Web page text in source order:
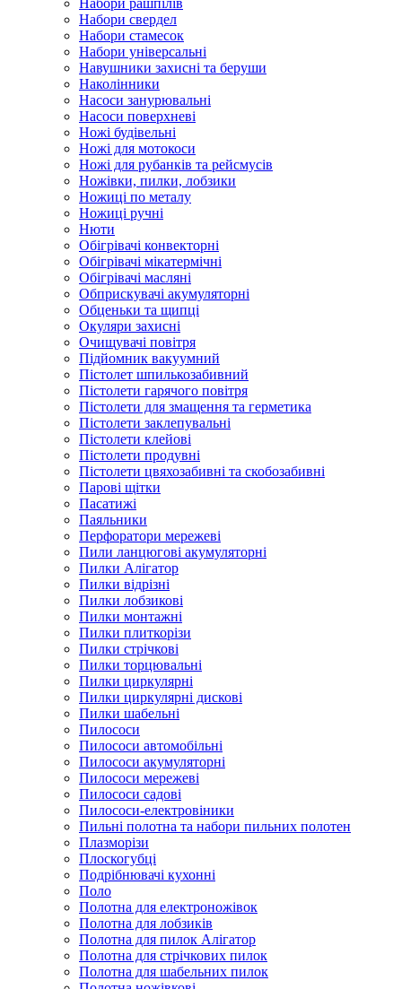
Набори рашпілів
Набори свердел
Набори стамесок
Набори універсальні
Навушники захисні та беруши
Наколінники
Насоси занурювальні
Насоси поверхневі
Ножі будівельні
Ножі для мотокоси
Ножі для рубанків та рейсмусів
Ножівки, пилки, лобзики
Ножиці по металу
Ножиці ручні
Нюти
Обігрівачі конвекторні
Обігрівачі мікатермічні
Обігрівачі масляні
Обприскувачі акумуляторні
Обценьки та щипці
Окуляри захисні
Очищувачі повітря
Підйомник вакуумний
Пістолет шпилькозабивний
Пістолети гарячого повітря
Пістолети для змащення та герметика
Пістолети заклепувальні
Пістолети клейові
Пістолети продувні
Пістолети цвяхозабивні та скобозабивні
Парові щітки
Пасатижі
Паяльники
Перфоратори мережеві
Пили ланцюгові акумуляторні
Пилки Алігатор
Пилки відрізні
Пилки лобзикові
Пилки монтажні
Пилки плиткорізи
Пилки стрічкові
Пилки торцювальні
Пилки циркулярні
Пилки циркулярні дискові
Пилки шабельні
Пилососи
Пилососи автомобільні
Пилососи акумуляторні
Пилососи мережеві
Пилососи садові
Пилососи-електровіники
Пильні полотна та набори пильних полотен
Плазморізи
Плоскогубці
Подрібнювачі кухонні
Поло
Полотна для електроножівок
Полотна для лобзиків
Полотна для пилок Алігатор
Полотна для стрічкових пилок
Полотна для шабельних пилок